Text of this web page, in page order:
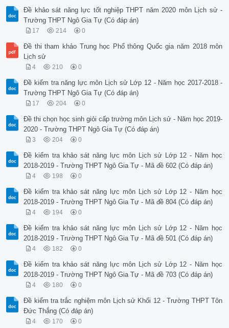
Câu 24 : Từ ngày 6-3-1946 đến trước ngày 19-12-1946, để
Dân quốc, sách lược của Đảng ta là
A. hòa hoãn với quân Pháp để đuổi quân Trung Hoa Dân quốc
C. tiến hành cuộc kháng chiến chống Pháp.
D. hòa hoãn với quân Trung Hoa Dân quốc ở ngoài Bắc, kiên
miền Nam.
A. lật đổ chế độ quân chủ chuyên chế.
B. đưa nhân dân lao động lên làm chủ đất nước.
C. lật đổ Chính phủ tư sản lâm thời.
Câu 26 : Trật tự thế giới mới được thiết lập sau Chiến
A. trật tự “hai cực” Ianta. B. trật tự “ba cực”.
C. trật tự Vécxai- Oasin tơn. D. trật tự “đa cực”.
Câu 27 : Xu thế chủ đạo của tình hình thế giới sau Chiến
A. tăng cường tiềm lực kinh tế, quân sự.
B. hòa bình và ổn định.
C. chống khủng bố, nhà nước Hồi giáo cực đoan.
D. cạnh tranh khốc liệt để phát triển.
Câu 28 : Phương pháp đấu tranh mà Hội nghị Ban chấp hành
tháng 11- 1939 đề ra là
A. hợp pháp. B. bí mật, bất hợp pháp.
C. hợp pháp và nửa hợp pháp. D. nửa hợp pháp.
“Việt Nam hóa chiến tranh” là gì?
A. Tìm cách chia rẽ Việt Nam với các nước xã hội chủ
B. Thực hiện âm mưu “dùng người Việt đánh người Việt”.
D. Được tiến hành bằng quân đội Sài Gòn là chủ yếu, có sự
Câu 30 : Hạn chế của các cuộc khởi nghĩa chống thực dân
A. tinh thần chiến đấu của nghĩa quân chưa quyết liệt.
C. chỉ diễn ra trên địa bàn rừng núi hiểm trở.
D. chưa được quần chúng nhân dân ủng hộ.
Trang 3/4 – Mã đề 501
Đề khảo sát năng lực tốt nghiệp THPT năm 2020 môn Lịch sử -
Trường THPT Ngô Gia Tự (Có đáp án)
17 214 0
Đề thi tham khảo Trung học Phổ thông Quốc gia năm 2018 môn
Lịch sử
4 210 0
Đề kiểm tra năng lực môn Lịch sử Lớp 12 - Năm học 2017-2018 -
Trường THPT Ngô Gia Tự (Có đáp án)
17 204 0
Đề thi chọn học sinh giỏi cấp trường môn Lịch sử - Năm học 2019-
2020 - Trường THPT Ngô Gia Tự (Có đáp án)
3 204 0
Đề kiểm tra khảo sát năng lực môn Lịch sử Lớp 12 - Năm học
2018-2019 - Trường THPT Ngô Gia Tự - Mã đề 602 (Có đáp án)
4 198 0
Đề kiểm tra khảo sát năng lực môn Lịch sử Lớp 12 - Năm học
2018-2019 - Trường THPT Ngô Gia Tự - Mã đề 804 (Có đáp án)
4 194 0
Đề kiểm tra khảo sát năng lực môn Lịch sử Lớp 12 - Năm học
2018-2019 - Trường THPT Ngô Gia Tự - Mã đề 501 (Có đáp án)
4 182 0
Đề kiểm tra khảo sát năng lực môn Lịch sử Lớp 12 - Năm học
2018-2019 - Trường THPT Ngô Gia Tự - Mã đề 703 (Có đáp án)
4 180 0
Đề kiểm tra trắc nghiệm môn Lịch sử Khối 12 - Trường THPT Tôn
Đức Thắng (Có đáp án)
4 170 0